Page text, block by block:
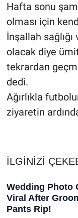
Hafta sonu
olması için
İnşallah
olacak diye
tekrardan
dedi.
Ağırlıkla
ziyaretin